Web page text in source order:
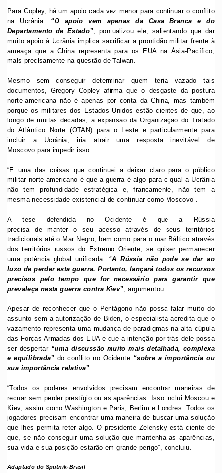
Para Copley, há um apoio cada vez menor para continuar o conflito
na Ucrânia. “O apoio vem apenas da Casa Branca e do
Departamento de Estado”, pontualizou ele, salientando que dar
muito apoio à Ucrânia implica sacrificar a prontidão militar frente à
ameaça que a China representa para os EUA na Ásia-Pacífico,
mais precisamente na questão de Taiwan.
Mesmo sem conseguir determinar quem teria vazado tais
documentos, Gregory Copley afirma que o desgaste da postura
norte-americana não é apenas por conta da China, mas também
porque os militares dos Estados Unidos estão cientes de que, ao
longo de muitas décadas, a expansão da Organização do Tratado
do Atlântico Norte (OTAN) para o Leste e particularmente para
incluir a Ucrânia, iria atrair uma resposta inevitável de
Moscovo para impedir isso.
“E uma das coisas que continuei a deixar claro para o público
militar norte-americano é que a guerra é algo para o qual a Ucrânia
não tem profundidade estratégica e, francamente, não tem a
mesma necessidade existencial de continuar como Moscovo”.
A tese defendida no Ocidente é que a Rússia
precisa de manter o seu acesso através de seus territórios
tradicionais até o Mar Negro, bem como para o mar Báltico através
dos territórios russos do Extremo Oriente, se quiser permanecer
uma potência global unificada. “A Rússia não pode se dar ao
luxo de perder esta guerra. Portanto, lançará todos os recursos
precisos pelo tempo que for necessário para garantir que
prevaleça nesta guerra contra Kiev”, argumentou.
Apesar de reconhecer que o Pentágono não possa falar muito do
assunto sem a autorização de Biden, o especialista acredita que o
vazamento representa uma mudança de paradigmas na alta cúpula
das Forças Armadas dos EUA e que a intenção por trás dele possa
ser despertar “uma discussão muito mais detalhada, complexa
e equilibrada” do conflito no Ocidente “sobre a importância ou
sua importância relativa”.
“Todos os poderes envolvidos precisam encontrar maneiras de
recuar sem perder prestígio ou as aparências. Isso inclui Moscou e
Kiev, assim como Washington e Paris, Berlim e Londres. Todos os
jogadores precisam encontrar uma maneira de buscar uma solução
que lhes permita reter algo. O presidente Zelensky está ciente de
que, se não conseguir uma solução que mantenha as aparências,
sua vida e sua posição estarão em grande perigo”, concluiu.
Adaptado do Sputnik-Brasil